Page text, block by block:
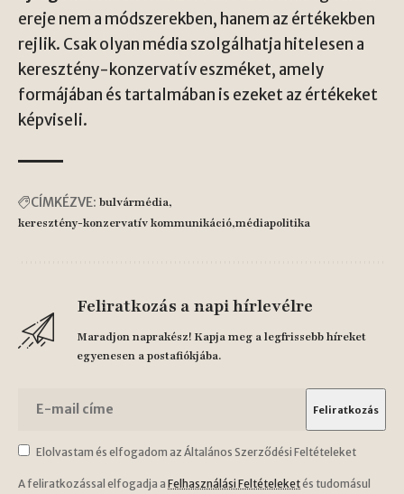
ereje nem a módszerekben, hanem az értékekben
rejlik. Csak olyan média szolgálhatja hitelesen a
keresztény-konzervatív eszméket, amely
formájában és tartalmában is ezeket az értékeket
képviseli.
CÍMKÉZVE: bulvármédia
keresztény-konzervatív kommunikáció médiapolitika
Feliratkozás a napi hírlevélre
Maradjon naprakész! Kapja meg a legfrissebb híreket
egyenesen a postafiókjába.
Elolvastam és elfogadom az Általános Szerződési Feltételeket
A feliratkozással elfogadja a Felhasználási Feltételeketés tudomásul